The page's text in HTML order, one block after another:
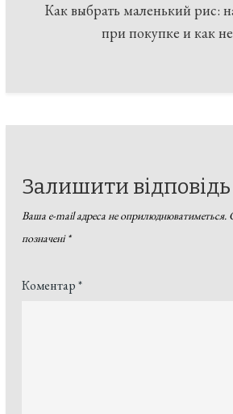
Как выбрать маленький рис:
при покупке и как
Залишити відповідь
Ваша e-mail адреса не оприлюднюватиметься.
позначені*
Коментар*